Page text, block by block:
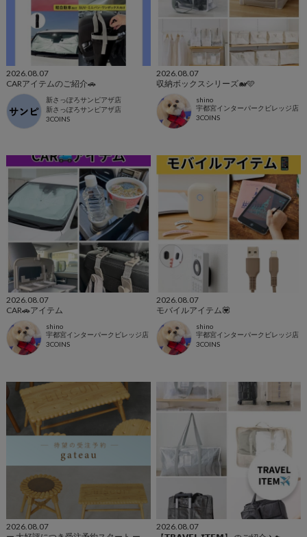
2026.08.07
CARアイテムのご紹介🚗
新さっぽろサンピアザ店
新さっぽろサンピアザ店
3COINS
2026.08.07
収納ボックスシリーズ🐋🩵
shino
宇都宮インターパークビレッジ店
3COINS
2026.08.07
CAR🚗アイテム
shino
宇都宮インターパークビレッジ店
3COINS
2026.08.07
モバイルアイテム💟
shino
宇都宮インターパークビレッジ店
3COINS
2026.08.07
2026.08.07